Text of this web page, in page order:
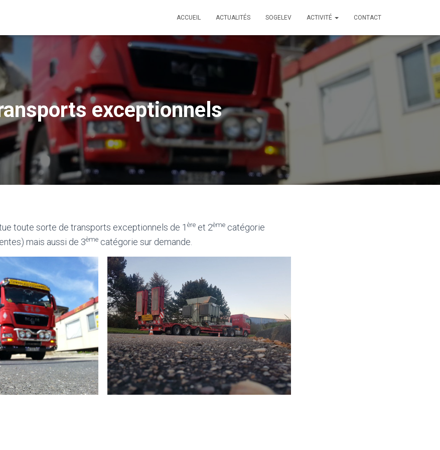
ACCUEIL ACTUALITÉS SOGELEV ACTIVITÉ CONTACT
exceptionnels
toute sorte de transports exceptionnels de 1 ère et 2ème catégorie
mais aussi de 3ème catégorie sur demande.